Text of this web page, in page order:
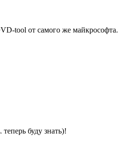
tool от самого же майкрософта.
буду знать)!